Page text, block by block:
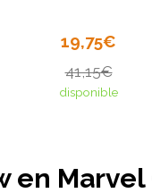
19,75€
41,15€
disponible
en Marvel